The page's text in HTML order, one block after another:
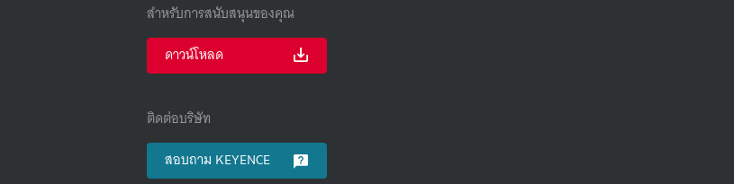
สำหรับการสนับสนุนของคุณ
ดาวน์โหลด
ติดต่อบริษัท
สอบถาม KEYENCE